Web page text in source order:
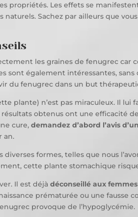
propriétés. Les effets se
Sachez par ailleurs que
les graines de fenugrec car
sont également intéressantes,
du fenugrec dans un but
plante) n’est pas miraculeux. Il
obtenus ont une efficacité
cure,demandez d’abord l’avis
an.
formes, telles que nous
cette plante stomachique
Il est déjàdéconseillé aux
prématurée ou une fausse
provoque de l’hypoglycémie.